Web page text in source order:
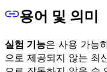
용어 및 의미
실험 기능은 사용 가능
으로 제공되지 않는 최